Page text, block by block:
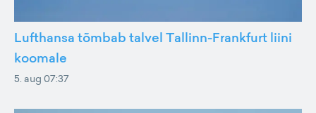
Lufthansa tõmbab talvel Tallinn-Frankfurt liini
koomale
5. aug 07:37